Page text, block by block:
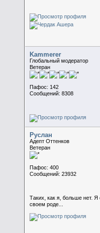
Kammerer
Глобальный модератор
Ветеран
Пафос: 142
Сообщений: 8308
Руслан
Адепт Оттенков
Ветеран
Пафос: 400
Сообщений: 23932
Таких, как я, больше нет. Я
своем роде...